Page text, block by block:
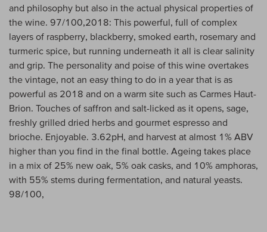
and philosophy but also in the actual physical properties of
the wine. 97/100,2018: This powerful, full of complex
layers of raspberry, blackberry, smoked earth, rosemary and
turmeric spice, but running underneath it all is clear salinity
and grip. The personality and poise of this wine overtakes
the vintage, not an easy thing to do in a year that is as
powerful as 2018 and on a warm site such as Carmes Haut-
Brion. Touches of saffron and salt-licked as it opens, sage,
freshly grilled dried herbs and gourmet espresso and
brioche. Enjoyable. 3.62pH, and harvest at almost 1% ABV
higher than you find in the final bottle. Ageing takes place
in a mix of 25% new oak, 5% oak casks, and 10% amphoras,
with 55% stems during fermentation, and natural yeasts.
98/100,